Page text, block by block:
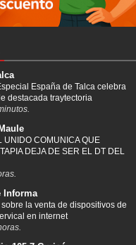
España de Talca celebra
destacada traytectoria
UNIDO COMUNICA QUE
DEJA DE SER EL DT DEL
Informa
la venta de dispositivos de
en internet